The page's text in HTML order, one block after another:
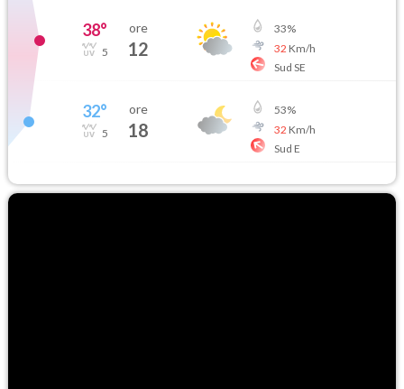
38°
5
ore
12
33%
32 Km/h
Sud SE
32°
5
ore
18
53%
32 Km/h
Sud E